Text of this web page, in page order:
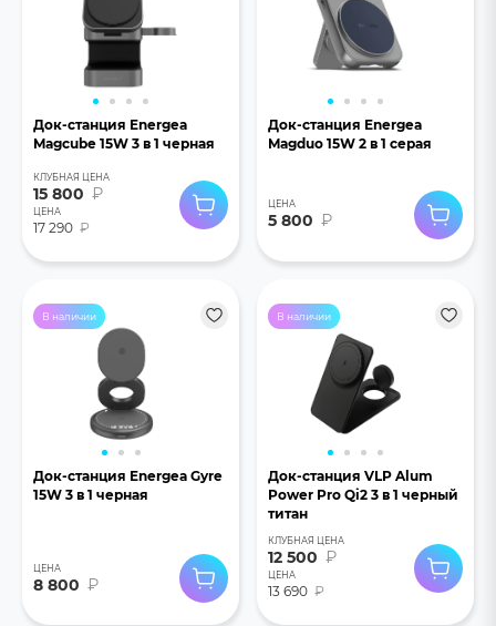
Док-станция Energea
Magcube 15W 3 в 1 черная
КЛУБНАЯ ЦЕНА
15 800 ₽
ЦЕНА
17 290 ₽
Док-станция Energea
Magduo 15W 2 в 1 серая
ЦЕНА
5 800 ₽
В наличии
Док-станция Energea Gyre
15W 3 в 1 черная
ЦЕНА
8 800 ₽
В наличии
Док-станция VLP Alum
Power Pro Qi2 3 в 1 черный
титан
КЛУБНАЯ ЦЕНА
12 500 ₽
ЦЕНА
13 690 ₽